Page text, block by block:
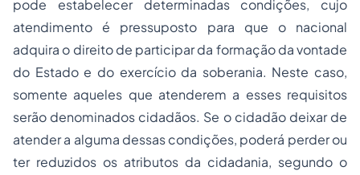
pode estabelecer determinadas condições, cujo
atendimento é pressuposto para que o nacional
adquira o direito de participar da formação da vontade
do Estado e do exercício da soberania. Neste caso,
somente aqueles que atenderem a esses requisitos
serão denominados cidadãos. Se o cidadão deixar de
atender a alguma dessas condições, poderá perder ou
ter reduzidos os atributos da cidadania, segundo o